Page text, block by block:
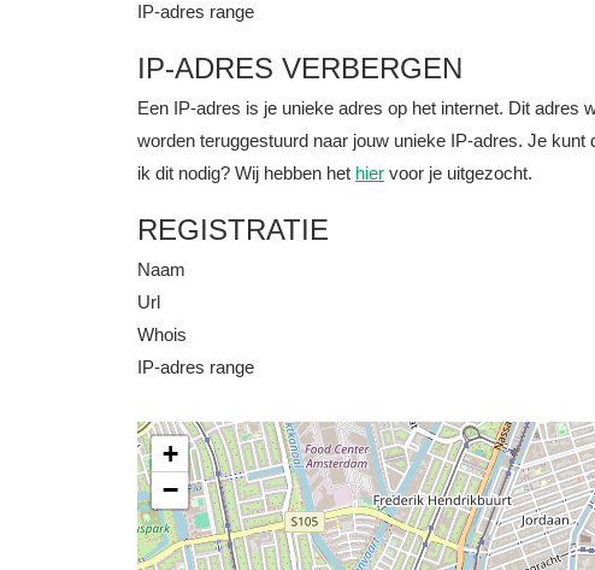
IP-adres range
IP-ADRES VERBERGEN
Een IP-adres is je unieke adres op het internet. Dit adres
worden teruggestuurd naar jouw unieke IP-adres. Je
ik dit nodig? Wij hebben het hier voor je uitgezocht.
REGISTRATIE
Naam
Url
Whois
IP-adres range
+
−